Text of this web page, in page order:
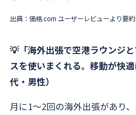
出典：価格.com ユーザーレビューより要約
💡「海外出張で空港ラウンジ
スを使いまくれる。移動が快
代・男性）
月に1〜2回の海外出張があり